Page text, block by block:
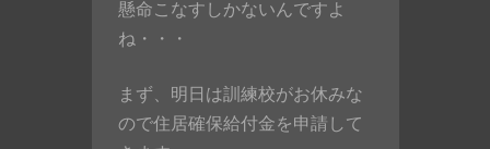
懸命こなすしかないんですよ
ね・・・
まず、明日は訓練校がお休みな
ので住居確保給付金を申請して